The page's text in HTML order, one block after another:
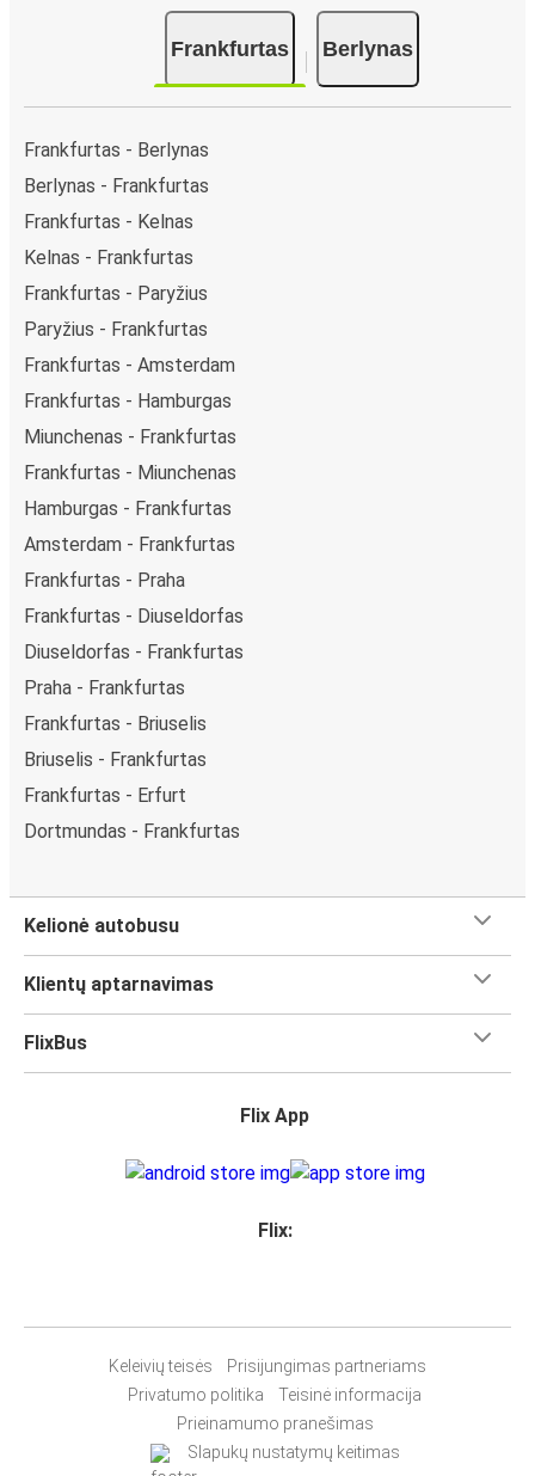
Frankfurtas Berlynas
Frankfurtas - Berlynas
Berlynas - Frankfurtas
Frankfurtas - Kelnas
Kelnas - Frankfurtas
Frankfurtas - Paryžius
Paryžius - Frankfurtas
Frankfurtas - Amsterdam
Frankfurtas - Hamburgas
Miunchenas - Frankfurtas
Frankfurtas - Miunchenas
Hamburgas - Frankfurtas
Amsterdam - Frankfurtas
Frankfurtas - Praha
Frankfurtas - Diuseldorfas
Diuseldorfas - Frankfurtas
Praha - Frankfurtas
Frankfurtas - Briuselis
Briuselis - Frankfurtas
Frankfurtas - Erfurt
Dortmundas - Frankfurtas
Kelionė autobusu
Klientų aptarnavimas
FlixBus
Flix App
Flix:
Keleivių teisės
Prisijungimas partneriams
Privatumo politika
Teisinė informacija
Prieinamumo pranešimas
Slapukų nustatymų keitimas